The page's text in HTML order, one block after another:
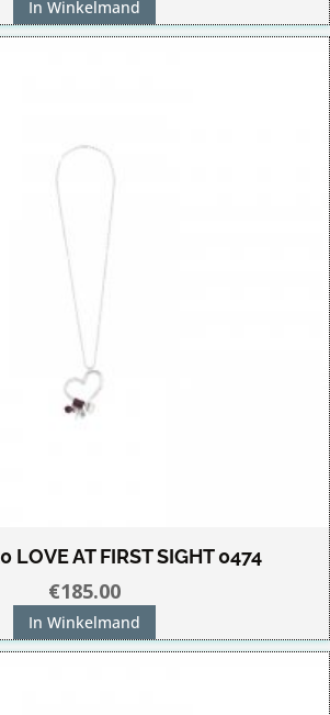
In Winkelmand
LOVE AT FIRST SIGHT 0474
€185.00
In Winkelmand